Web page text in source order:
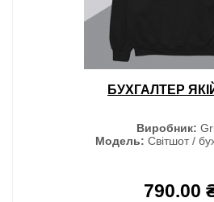
БУХГАЛТЕР
Виробник:
Модель: Світшот /
790.00